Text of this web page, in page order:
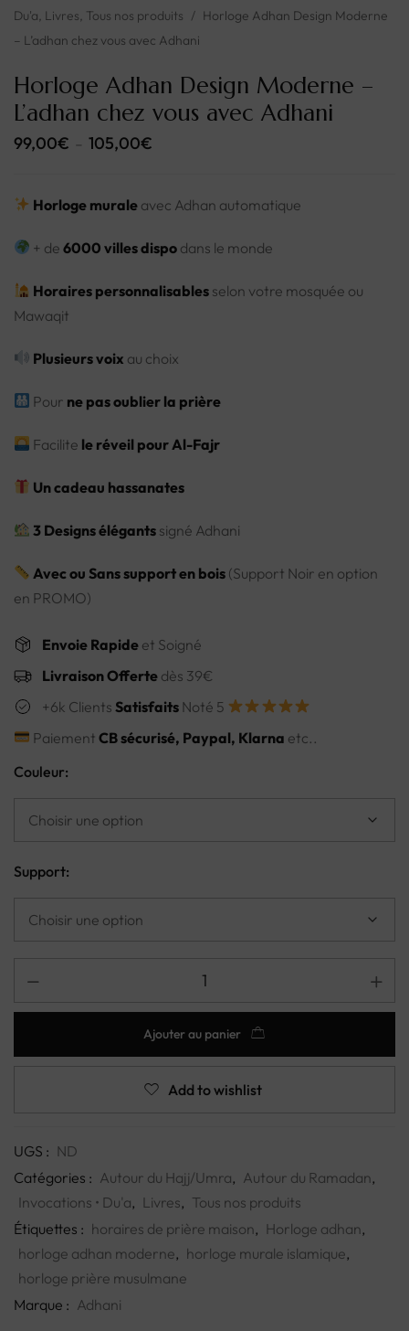
Du'a, Livres, Tous nos produits / Horloge Adhan Design Moderne
– L’adhan chez vous avec Adhani
Horloge Adhan Design Moderne –
L’adhan chez vous avec Adhani
99,00€ 105,00€
Horloge murale avec Adhan automatique
+ de6000 villes dispo dans le monde
Horaires personnalisables selon votre mosquée ou
Mawaqit
Plusieurs voix au choix
Pour ne pas oublier la prière
Facilite le réveil pour Al-Fajr
Un cadeau hassanates
3 Designs élégants signé Adhani
Avec ou Sans support en bois (Support Noir en option
en PROMO)
Envoie Rapide et Soigné
Livraison Offerte dès 39€
+6k Clients Satisfaits Noté 5
PaiementCB sécurisé, Paypal, Klarna etc..
Couleur:
Support:
Ajouter au panier
Add to wishlist
UGS : ND
Catégories : Autour du Hajj/Umra, Autour du Ramadan,
Invocations • Du'a, Livres, Tous nos produits
Étiquettes : horaires de prière maison, Horloge adhan,
horloge adhan moderne, horloge murale islamique,
horloge prière musulmane
Marque : Adhani